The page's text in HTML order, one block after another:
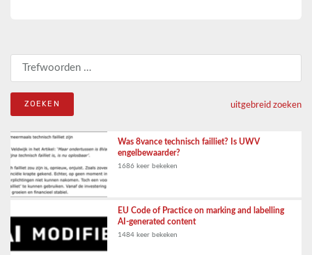
uitgebreid zoeken
Was 8vance technisch failliet? Is UWV
engelbewaarder?
1686 keer bekeken
EU Code of Practice on marking and labelling
AI-generated content
1484 keer bekeken